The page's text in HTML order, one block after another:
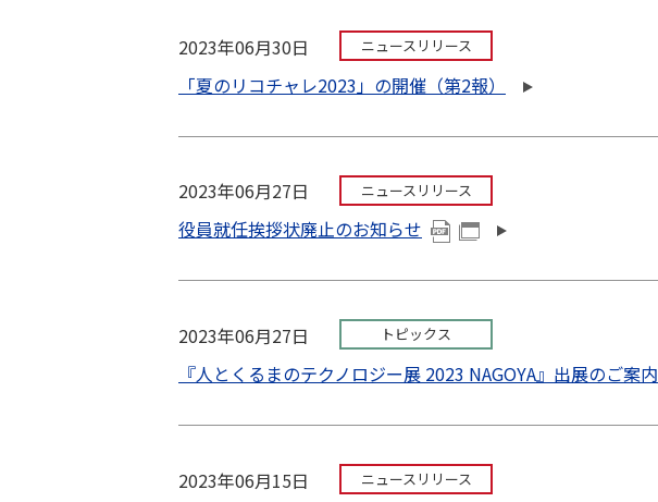
2023年06月30日 ニュースリリース
「夏のリコチャレ2023」の開催（第2報）
2023年06月27日 ニュースリリース
役員就任挨拶状廃止のお知らせ
2023年06月27日 トピックス
『人とくるまのテクノロジー展 2023 NAGOYA』出展のご案内
2023年06月15日 ニュースリリース